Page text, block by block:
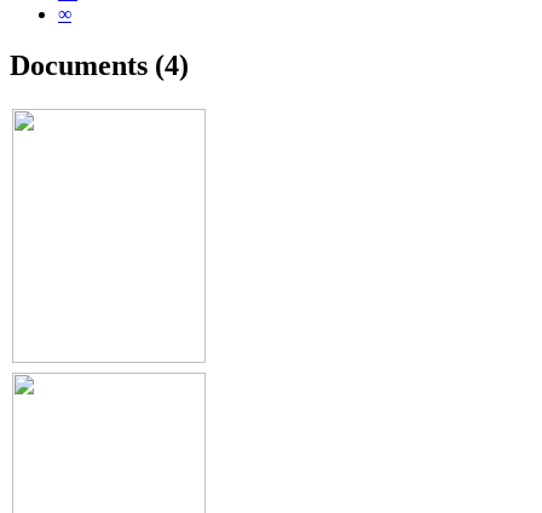
∞
Documents (4)